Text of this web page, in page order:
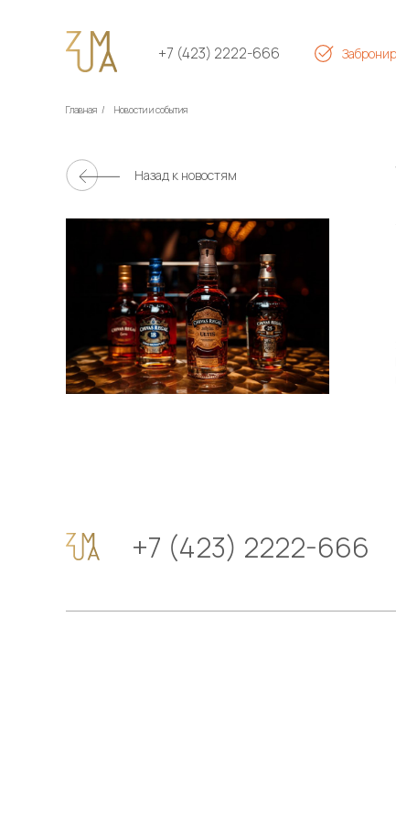
+7 (423) 2222-666
Главная / Новости и события
Назад к новостям
+7 (423) 2222-666